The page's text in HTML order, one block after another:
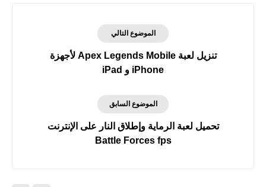
الموضوع التالي
تنزيل لعبة Apex Legends Mobile لأجهزة
iPhone و iPad
الموضوع السابق
تحميل لعبة الرماية وإطلاق النار على الإنترنت
Battle Forces fps